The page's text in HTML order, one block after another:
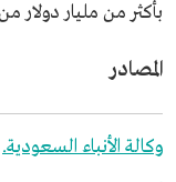
بأكثر من مليار دولار
المصادر
وكالة الأنباء السعودية.